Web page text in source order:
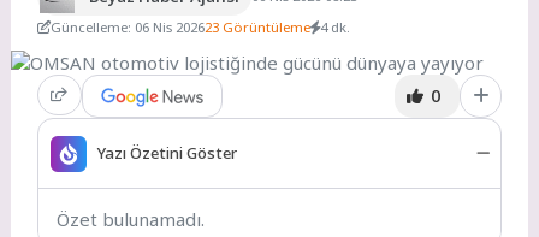
Güncelleme: 06 Nis 202623 Görüntüleme 4 dk.
0
Yazı Özetini Göster
Özet bulunamadı.